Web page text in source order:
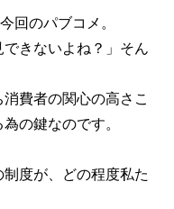
回のパブコメ。
できないよね？」そん
費者の関心の高さこ
の鍵なのです。
度が、どの程度私た